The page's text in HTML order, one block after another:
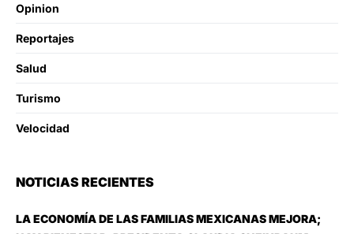
Opinion
Reportajes
Salud
Turismo
Velocidad
NOTICIAS RECIENTES
LA ECONOMÍA DE LAS FAMILIAS MEXICANAS MEJORA;